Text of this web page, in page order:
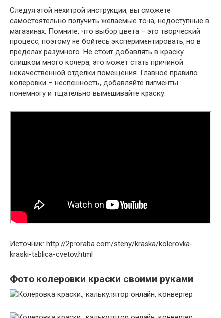
Следуя этой нехитрой инструкции, вы сможете
самостоятельно получить желаемые тона, недоступные в
магазинах. Помните, что выбор цвета – это творческий
процесс, поэтому не бойтесь экспериментировать, но в
пределах разумного. Не стоит добавлять в краску
слишком много колера, это может стать причиной
некачественной отделки помещения. Главное правило
колеровки – неспешность, добавляйте пигменты
понемногу и тщательно вымешивайте краску.
Источник: http://2proraba.com/steny/kraska/kolerovka-
kraski-tablica-cvetov.html
Фото колеровки краски своими руками